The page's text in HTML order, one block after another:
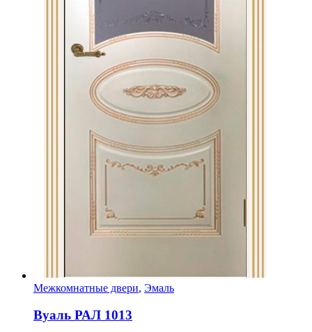
Межкомнатные двери, Эмаль
Вуаль РАЛ 1013